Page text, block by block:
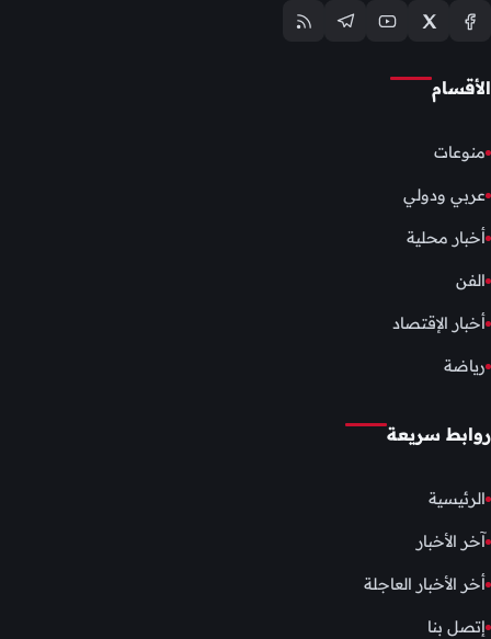
الأقسام
منوعات
عربي ودولي
أخبار محلية
الفن
أخبار الإقتصاد
رياضة
روابط سريعة
الرئيسية
آخر الأخبار
أخر الأخبار العاجلة
إتصل بنا